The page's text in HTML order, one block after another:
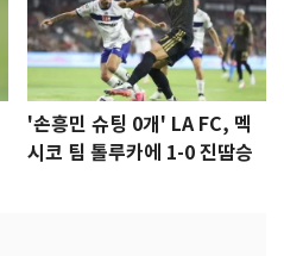
'손흥민 슈팅 0개' LA FC, 멕
시코 팀 톨루카에 1-0 진땀승